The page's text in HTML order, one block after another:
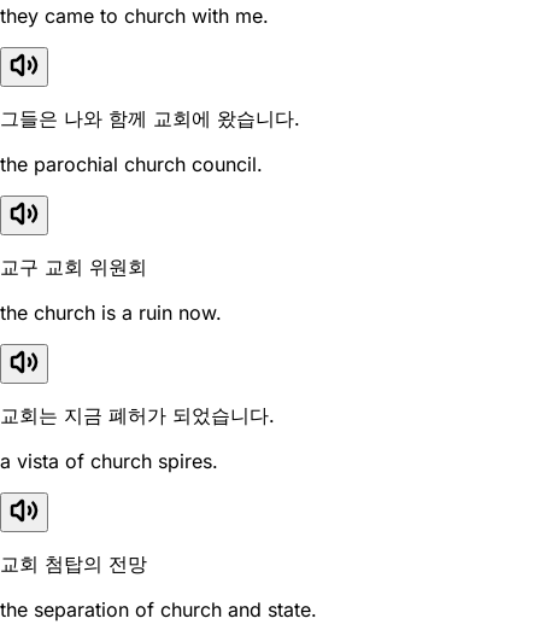
they came to church with me.
그들은 나와 함께 교회에 왔습니다.
the parochial church council.
교구 교회 위원회
the church is a ruin now.
교회는 지금 폐허가 되었습니다.
a vista of church spires.
교회 첨탑의 전망
the separation of church and state.